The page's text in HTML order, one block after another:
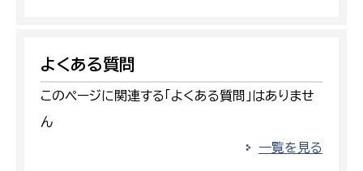
よくある質問
このページに関連する「よくある質問」はありませ
ん
一覧を見る